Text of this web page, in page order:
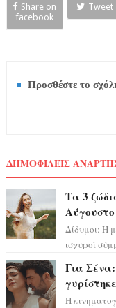
Share on
facebook
Tweet
Προσθέστε το
ΔΗΜΟΦΙΛΕΙΣ
Τα 3
Αύγουστο
Δίδυμοι: Η
ισχυροί
Για
Η